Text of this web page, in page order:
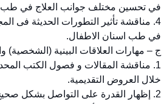
في تحسين مختلف جوانب العلاج في طب
4. مناقشة تأثير التطورات الحديثة فى
في طب اسنان الاطفال.
ج – مهارات العلاقات البينية (الشخصية)
1. مناقشة المقالات و فصول الكتب
خلال العروض التقديمية.
2. إظهار القدرة على التواصل بشكل